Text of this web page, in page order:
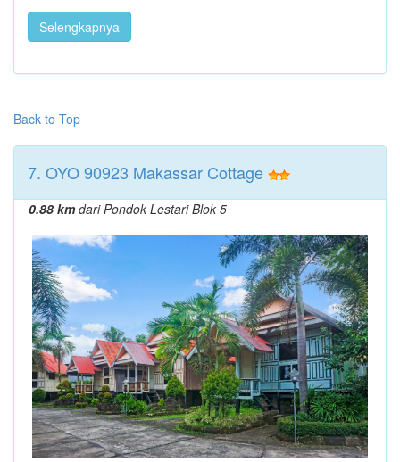
Selengkapnya
Back to Top
7. OYO 90923 Makassar Cottage
0.88 kmdari Pondok Lestari Blok 5